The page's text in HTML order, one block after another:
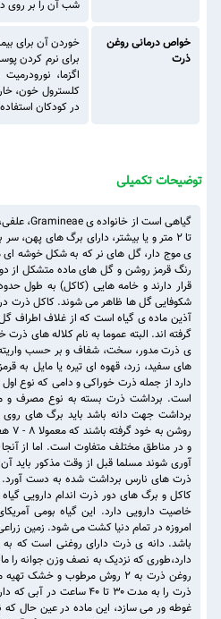
شب آن را بر روی
خواص درمانی روغن
ذرت
خوردن آن برای
برای نرم کردن
اگزما،
کلسترول خون،
در کودکان
توضیحات تکمیلی
تا ۲ متر و یا بیشتر، دارای برگ های پهن،
ی موج دار، گل های نر که به شکل خوشه ای
رنگ قرمز روشن و گل های ماده متشکل از دو
شکوفایی گل ها ظاهر می شوند. کاکل ذرت
آذین ماده ی گیاه است که از غلاف اطراف گل
گرفته اند. البته عموما به نام کلاله های
ی ذرت مدور، سخت، شفاف و بر حسب واریته
های سفید، زرد، قهوه ای تیره یا مایل به
دارد از جمله ذرت خوراکی و دامی که نوع
است. برداشت ذرت بسته به نوع مصرف و
برداشت جهت دانه باشد باید برگ های
و در مناطق مختلف متفاوت است. اما از
آوری شوند مسلما قبل از وقت مذکور باید آن
ذرت های نارس برداشت شده به دست
کاکل و برگ های دور ذرت اندام دارویی
خاصیت دارویی دارد. این گیاه بومی
امروزه در تمام دنیا کشت می شود. زمین
باشد. دانه ی ذرت دارای روغنی است که به
دارد،طوری که نزدیک به نصف وزن جوانه
روغن ذرت به ۲ روش مرطوب و
غوطه ور می سازد، این ماده در عین حال که